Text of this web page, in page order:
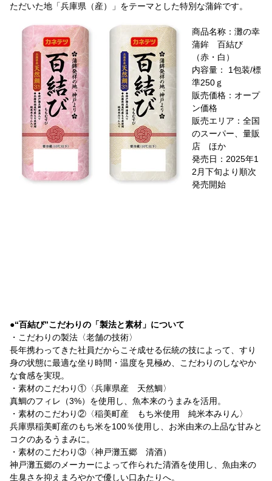
ただいた地「兵庫県（産）」をテーマとした特別な蒲鉾です。
商品名称：灘の幸
蒲鉾 百結び
（赤・白）
内容量： 1包装/標
準250ｇ
販売価格：オープ
ン価格
販売エリア：全国
のスーパー、量販
店 ほか
発売日：2025年1
2月下旬より順次
発売開始
●“百結び”こだわりの「製法と素材」について
・こだわりの製法〈老舗の技術〉
長年携わってきた社員だからこそ成せる伝統の技によって、すり
身の状態に最適な坐り時間・温度を見極め、こだわりのしなやか
な食感を実現。
・素材のこだわり①〈兵庫県産 天然鯛〉
真鯛のフィレ（3%）を使用し、魚本来のうまみを活用。
・素材のこだわり②〈稲美町産 もち米使用 純米本みりん〉
兵庫県稲美町産のもち米を100％使用し、お米由来の上品な甘みと
コクのあるうまみに。
・素材のこだわり③〈神戸灘五郷 清酒）
神戸灘五郷のメーカーによって作られた清酒を使用し、魚由来の
生臭さを抑えまろやかで優しい口あたりへ。